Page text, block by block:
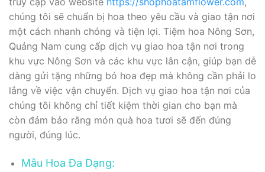
chúng tôi sẽ chuẩn bị hoa theo yêu cầu và giao tận nơi
một cách nhanh chóng và tiện lợi. Tiệm hoa Nông Sơn,
Quảng Nam cung cấp dịch vụ giao hoa tận nơi trong
khu vực Nông Sơn và các khu vực lân cận, giúp bạn dễ
dàng gửi tặng những bó hoa đẹp mà không cần phải lo
lắng về việc vận chuyển. Dịch vụ giao hoa tận nơi của
chúng tôi không chỉ tiết kiệm thời gian cho bạn mà
còn đảm bảo rằng món quà hoa tươi sẽ đến đúng
người, đúng lúc.
Mẫu Hoa Đa Dạng: